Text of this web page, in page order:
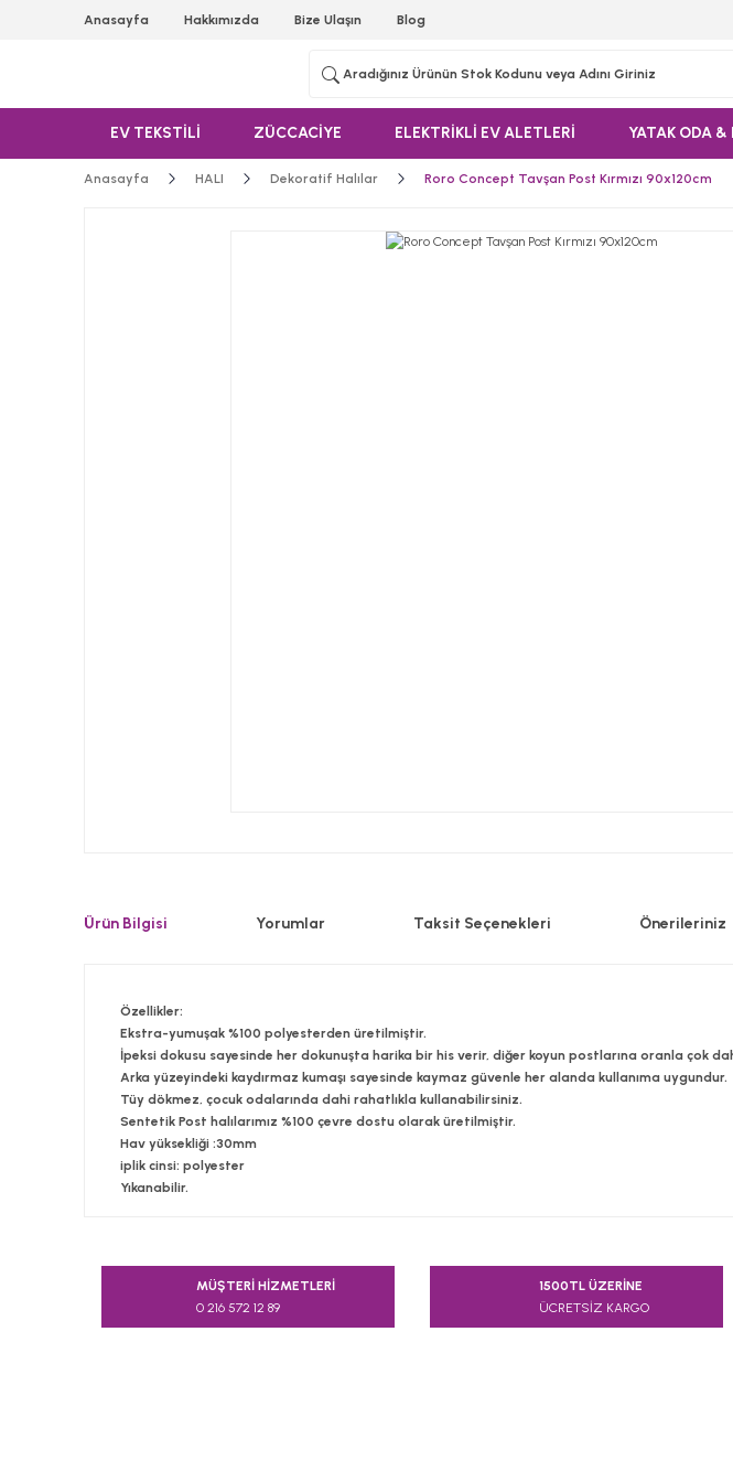
Anasayfa Hakkımızda Bize Ulaşın Blog
EV TEKSTİLİ ZÜCCACİYE ELEKTRİKLİ EV ALETLERİ YATAK ODA &
Anasayfa HALI Dekoratif Halılar Roro Concept Tavşan Post Kırmızı 90x120cm
Ürün Bilgisi Yorumlar Taksit Seçenekleri Önerileriniz
Özellikler:
Ekstra-yumuşak %100 polyesterden üretilmiştir.
İpeksi dokusu sayesinde her dokunuşta harika bir his verir, diğer koyun postlarına oranla çok
Arka yüzeyindeki kaydırmaz kumaşı sayesinde kaymaz güvenle her alanda kullanıma uygundur.
Tüy dökmez, çocuk odalarında dahi rahatlıkla kullanabilirsiniz.
Sentetik Post halılarımız %100 çevre dostu olarak üretilmiştir.
Hav yüksekliği :30mm
iplik cinsi: polyester
Yıkanabilir.
Bu ürünün fiyat bilgisi, resim, ürün açıklamalarında ve diğer konularda yetersiz
Görüş ve önerileriniz için teşekkür ederiz.
MÜŞTERİ HİZMETLERİ
0 216 572 12 89
1500TL ÜZERİNE
ÜCRETSİZ KARGO